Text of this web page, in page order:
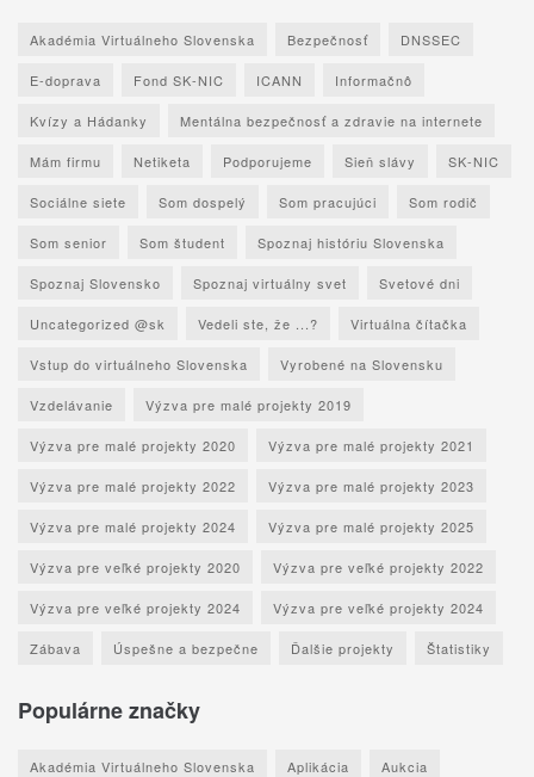
Akadémia Virtuálneho Slovenska Bezpečnosť DNSSEC
E-doprava Fond SK-NIC ICANN Informačnô
Kvízy a Hádanky Mentálna bezpečnosť a zdravie na internete
Mám firmu Netiketa Podporujeme Sieň slávy SK-NIC
Sociálne siete Som dospelý Som pracujúci Som rodič
Som senior Som študent Spoznaj históriu Slovenska
Spoznaj Slovensko Spoznaj virtuálny svet Svetové dni
Uncategorized @sk Vedeli ste, že ...? Virtuálna čítačka
Vstup do virtuálneho Slovenska Vyrobené na Slovensku
Vzdelávanie Výzva pre malé projekty 2019
Výzva pre malé projekty 2020 Výzva pre malé projekty 2021
Výzva pre malé projekty 2022 Výzva pre malé projekty 2023
Výzva pre malé projekty 2024 Výzva pre malé projekty 2025
Výzva pre veľké projekty 2020 Výzva pre veľké projekty 2022
Výzva pre veľké projekty 2024 Výzva pre veľké projekty 2024
Zábava Úspešne a bezpečne Ďalšie projekty Štatistiky
Populárne značky
Akadémia Virtuálneho Slovenska Aplikácia Aukcia